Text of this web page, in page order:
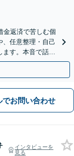
金返済で苦しむ個
、任意整理・自己
ます。本音で話し
でお問い合わせ
インタビューを
見る